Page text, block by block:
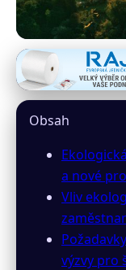
irver.cz
· 9 min
Obsah
a nové
Vliv
výzvy pro